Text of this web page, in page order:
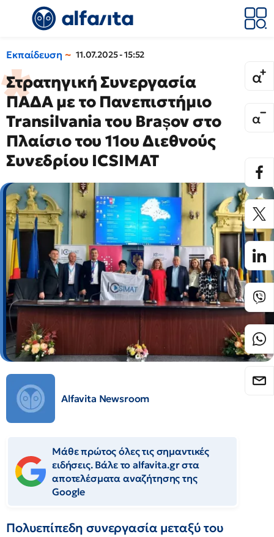
Εκπαίδευση 11.07.2025 - 15:52
Στρατηγική Συνεργασία
ΠΑΔΑ με το Πανεπιστήμιο
Transilvania του Brașov στο
Πλαίσιο του 11ου Διεθνούς
Συνεδρίου ICSIMAT
Alfavita Newsroom
Μάθε πρώτος όλες τις σημαντικές
ειδήσεις. Βάλε το alfavita.gr στα
αποτελέσματα αναζήτησης της
Google
Πολυεπίπεδη συνεργασία μεταξύ του